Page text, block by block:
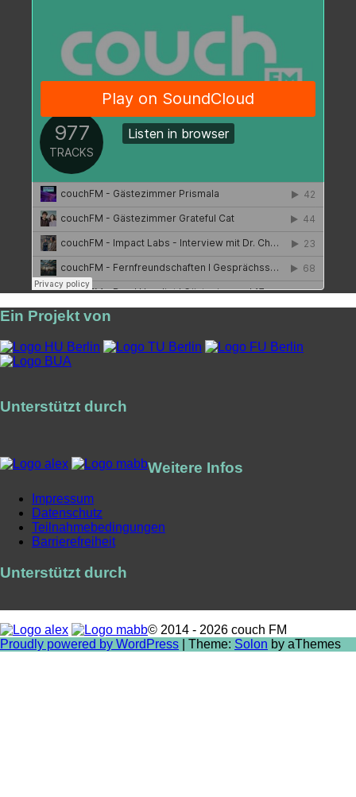
Ein Projekt von
Unterstützt durch
Weitere Infos
Impressum
Datenschutz
Teilnahmebedingungen
Barrierefreiheit
Unterstützt durch
© 2014 - 2026 couch FM
Proudly powered by WordPress
Theme: Solon by aThemes